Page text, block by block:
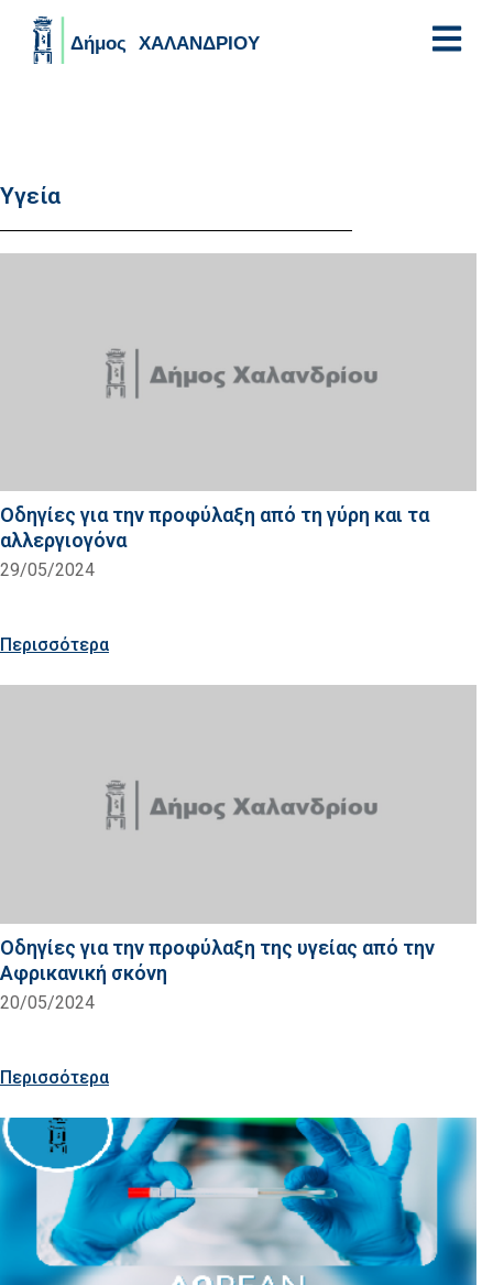
Υγεία
Οδηγίες για την προφύλαξη από τη γύρη και τα
αλλεργιογόνα
29/05/2024
Περισσότερα
Οδηγίες για την προφύλαξη της υγείας από την
Αφρικανική σκόνη
20/05/2024
Περισσότερα